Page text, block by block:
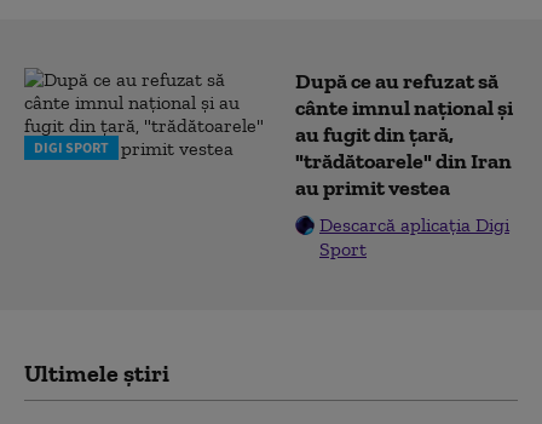
DIGI SPORT
După ce au refuzat să
cânte imnul naţional şi
au fugit din ţară,
"trădătoarele" din Iran
au primit vestea
Descarcă aplicația Digi
Sport
Ultimele știri